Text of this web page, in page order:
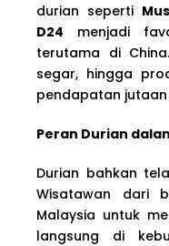
durian seperti
D24 menjadi
terutama di
segar, hingga
pendapatan
Peran Durian
Durian bahkan
Wisatawan dari
Malaysia untuk
langsung di